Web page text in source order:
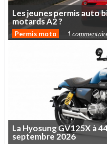
Lesjeunespermisauto
motardsA2?
Permis moto 1
LaHyosungGV125X à
septembre 2026